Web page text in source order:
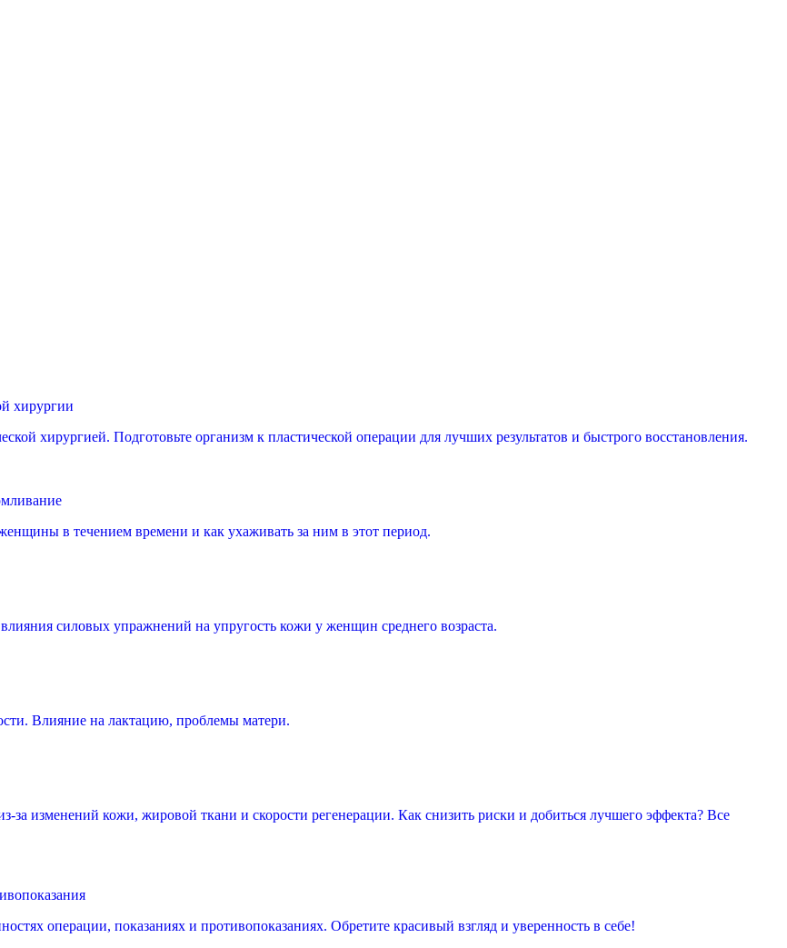
хирургии
хирургией. Подготовьте организм к пластической операции для лучших результатов и быстрого восстановления.
в течением времени и как ухаживать за ним в этот период.
силовых упражнений на упругость кожи у женщин среднего возраста.
Влияние на лактацию, проблемы матери.
за изменений кожи, жировой ткани и скорости регенерации. Как снизить риски и добиться лучшего эффекта? Все
операции, показаниях и противопоказаниях. Обретите красивый взгляд и уверенность в себе!